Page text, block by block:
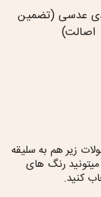
عدسی (تضمین
اصالت)
زیر هم به سلیقه
رنگ های
کنید.